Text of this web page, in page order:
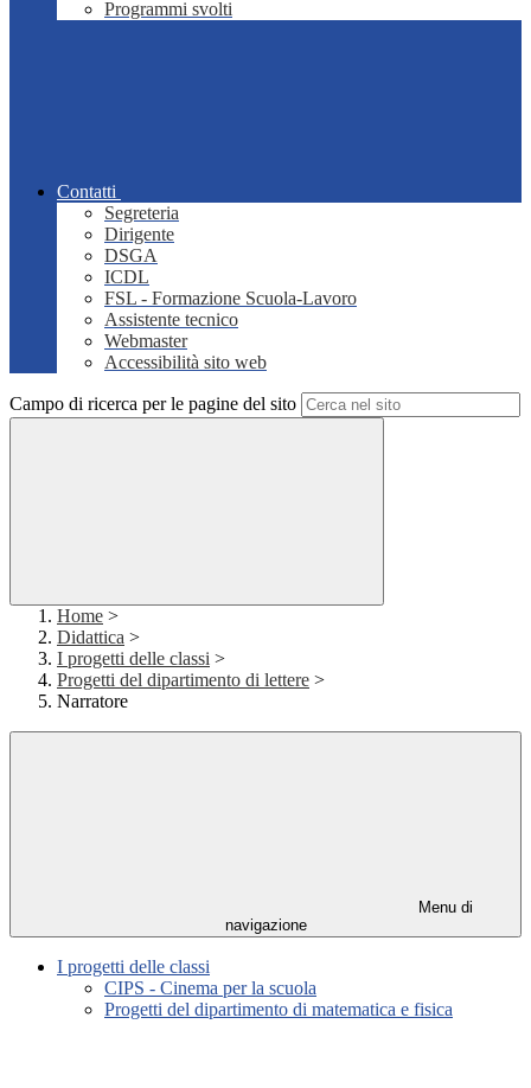
Programmi svolti
Contatti
Segreteria
Dirigente
DSGA
ICDL
FSL - Formazione Scuola-Lavoro
Assistente tecnico
Webmaster
Accessibilità sito web
Campo di ricerca per le pagine del sito
Home >
Didattica >
I progetti delle classi >
Progetti del dipartimento di lettere >
Narratore
Menu di
navigazione
I progetti delle classi
CIPS - Cinema per la scuola
Progetti del dipartimento di matematica e fisica